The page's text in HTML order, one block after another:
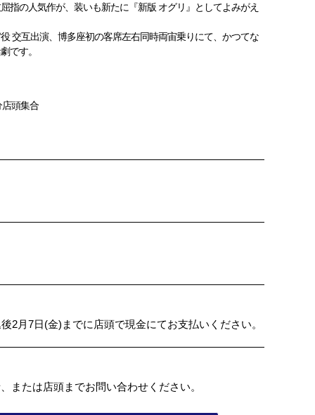
指の人気作が、装いも新たに『新版 オグリ』としてよみがえ
交互出演、博多座初の客席左右同時両宙乗りにて、かつてな
です。
頭集合
月7日(金)までに店頭で現金にてお支払いください。
または店頭までお問い合わせください。